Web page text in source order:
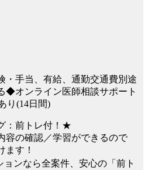
・手当、有給、通勤交通費別途
オンライン医師相談サポート
り(14日間)
：前トレ付！★
容の確認／学習ができるので
ます！
ンなら全案件、安心の「前ト